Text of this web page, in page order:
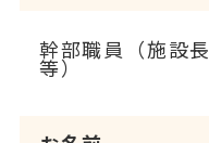
幹部職員（施設
等）